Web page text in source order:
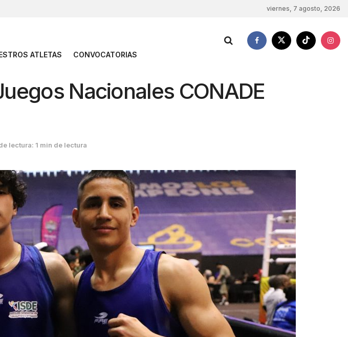
viernes, 7 agosto, 2026
ATLETAS CONVOCATORIAS
Nacionales CONADE
lectura: 1 min de lectura